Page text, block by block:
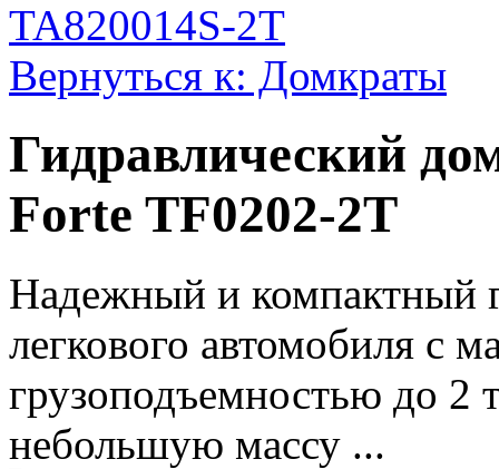
TA820014S-2T
Вернуться к: Домкраты
Гидравлический
Forte TF0202-2T
Надежный и компактный
легкового автомобиля с
грузоподъемностью до 2
небольшую массу ...